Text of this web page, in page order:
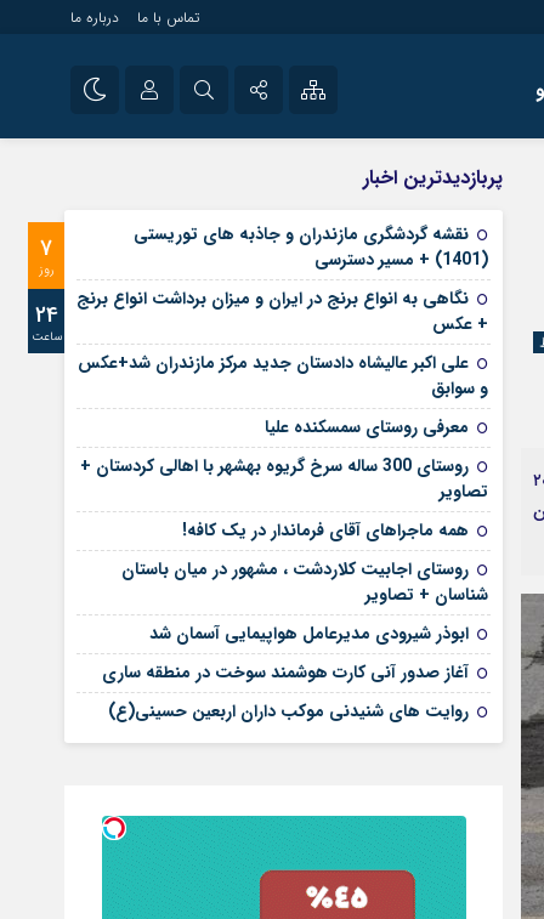
تماس با ما درباره ما
آپارات
رمز عبور
مرا به خاطر بسپار
راه اندازی سایت و
سایت های خبری و
مدل ۱۴۰۱ نسبت به سال گذشته رشد ۱۰ تا ۲۰
این در حالی است که مدل ۱۴۰۰ این
پربازدیدترین اخبار
7
روز
24
ساعت
نقشه گردشگری مازندران و جاذبه های توریستی
(1401) + مسیر دسترسی
نگاهی به انواع برنج در ایران و میزان برداشت انواع برنج
+ عکس
علی‌ اکبر عالیشاه دادستان جدید مرکز مازندران شد+عکس
و سوابق
معرفی روستای سمسکنده علیا
روستای 300 ساله سرخ ‌گریوه بهشهر با اهالی کردستان +
تصاویر
همه ماجراهای آقای فرماندار در یک کافه!
روستای اجابیت کلاردشت ، مشهور در میان باستان
شناسان + تصاویر
ابوذر شیرودی مدیرعامل هواپیمایی آسمان شد
آغاز صدور آنی کارت هوشمند سوخت در منطقه ساری
روایت های شنیدنی موکب داران اربعین حسینی(ع)